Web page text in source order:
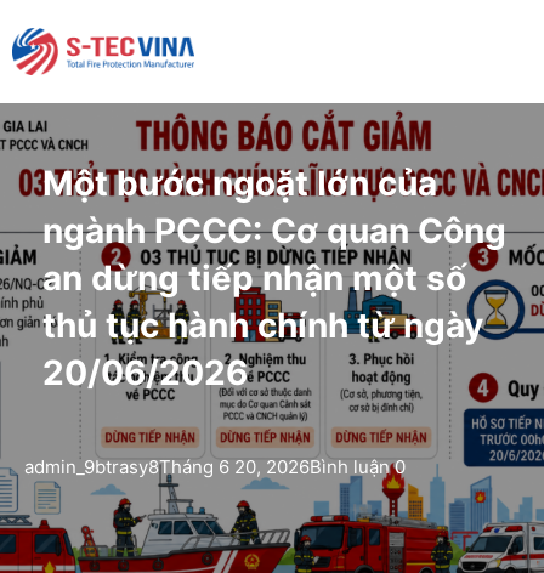
Một bước ngoặt lớn của
ngành PCCC: Cơ quan Công
an dừng tiếp nhận một số
thủ tục hành chính từ ngày
20/06/2026
admin_9btrasy8Tháng 6 20, 2026Bình luận 0